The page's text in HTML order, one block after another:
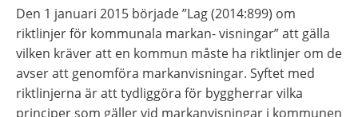
Den 1 januari 2015 började ”Lag (2014:899) om
riktlinjer för kommunala markan- visningar” att gälla
vilken kräver att en kommun måste ha riktlinjer om de
avser att genomföra markanvisningar. Syftet med
riktlinjerna är att tydliggöra för byggherrar vilka
principer som gäller vid markanvisningar i kommunen